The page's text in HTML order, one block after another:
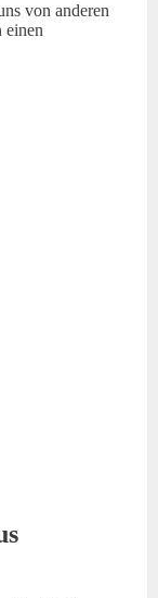
von anderen
einen